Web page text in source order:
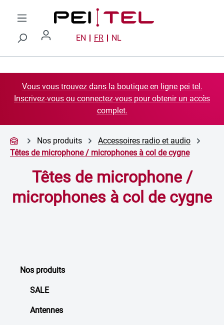
Passer au contenu principal
EN FR NL
Vous vous trouvez dans la boutique en ligne pei tel.
Inscrivez-vous ou connectez-vous pour obtenir un accès
complet.
Nos produits
Accessoires radio et audio
Têtes de microphone / microphones à col de cygne
Têtes de microphone /
microphones à col de cygne
Nos produits
SALE
Antennes